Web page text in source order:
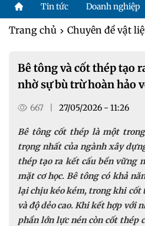
Tin tức Doanh nghiệp
Trang chủ Chuyên đề vật
Bê tông và cốt thép tạo
nhờ sự bù trừ hoàn hảo
667 27/05/2026 - 11:26
Bê tông cốt thép là một
trọng nhất của ngành xây
thép tạo ra kết cấu bền vững
mặt cơ học. Bê tông có khả
lại chịu kéo kém, trong khi cốt
và độ dẻo cao. Khi kết hợp với
phần lớn lực nén còn cốt thép